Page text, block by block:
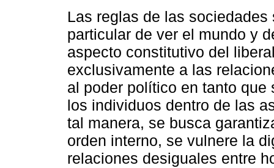
Las reglas de las
particular de ver el mundo y
aspecto constitutivo del
exclusivamente a las
al poder político en tanto
los individuos dentro de las
tal manera, se busca
orden interno, se vulnere la
relaciones desiguales entre